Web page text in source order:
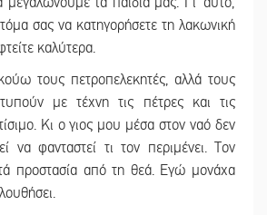
σας να κατηγορήσετε τη λακωνική
καλύτερα.
τους πετροπελεκητές, αλλά τους
με τέχνη τις πέτρες και τις
Κι ο γιος μου μέσα στον ναό δεν
να φανταστεί τι τον περιμένει. Τον
προστασία από τη θεά. Εγώ μονάχα